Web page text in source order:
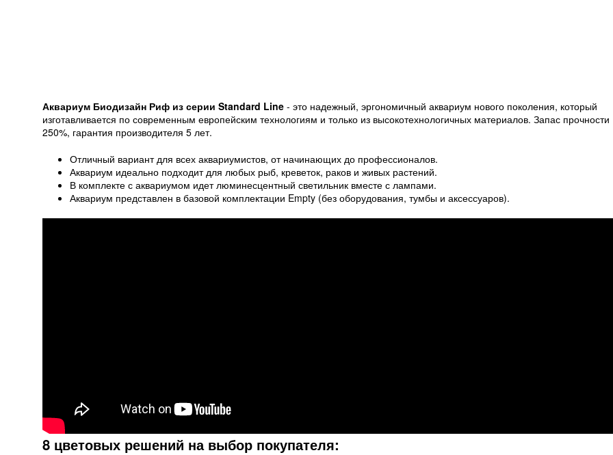
Аквариум Биодизайн Риф из серии Standard Line - это надежный, эргономичный аквариум нового поколения, который
изготавливается по современным европейским технологиям и только из высокотехнологичных материалов. Запас прочности
250%, гарантия производителя 5 лет.
Отличный вариант для всех аквариумистов, от начинающих до профессионалов.
Аквариум идеально подходит для любых рыб, креветок, раков и живых растений.
В комплекте с аквариумом идет люминесцентный светильник вместе с лампами.
Аквариум представлен в базовой комплектации Empty (без оборудования, тумбы и аксессуаров).
8 цветовых решений на выбор покупателя: